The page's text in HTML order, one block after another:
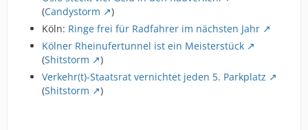
(Candystorm
)
Köln: Ringe frei für Radfahrer im nächsten Jahr
Kölner Rheinufertunnel ist ein Meisterstück
(Shitstorm
)
Verkehr(t)-Staatsrat vernichtet jeden 5. Parkplatz
(Shitstorm )